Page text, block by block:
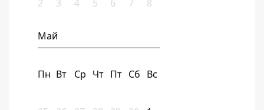
2 3 4 5 6 7 8
Май
Пн Вт Ср Чт Пт Сб Вс